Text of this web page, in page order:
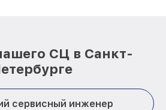
СЦ в Санкт-
сервисный инженер